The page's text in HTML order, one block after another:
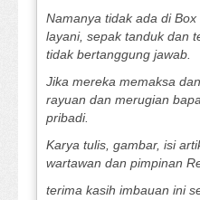
Namanya tidak ada di
layani, sepak tanduk dan
tidak bertanggung jawab.
Jika mereka memaksa
rayuan dan merugian
pribadi.
Karya tulis, gambar, isi
wartawan dan pimpinan
terima kasih imbauan ini